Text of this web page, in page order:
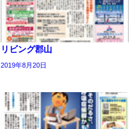
リビング郡山
2019年8月20日